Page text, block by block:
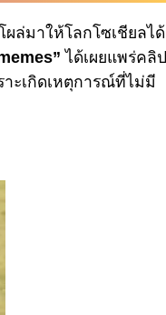
ผล่มาให้โลกโซเชียลได้
ได้เผยแพร่คลิป
ะเกิดเหตุการณ์ที่ไม่มี